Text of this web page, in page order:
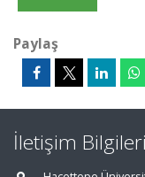
Paylaş
İletişim Bilgileri